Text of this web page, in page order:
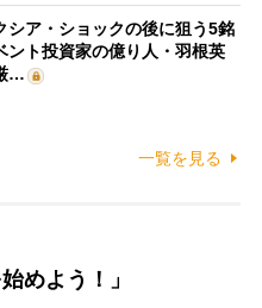
シア・ショックの後に狙う5銘
ント投資家の億り人・羽根英
…
一覧を見る
めよう！」